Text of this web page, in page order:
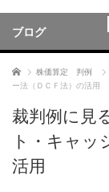
ブログ
ホーム 株価算定 判例
ー法（ＤＣＦ法）の活用
裁判例に見
ト・キャッ
活用